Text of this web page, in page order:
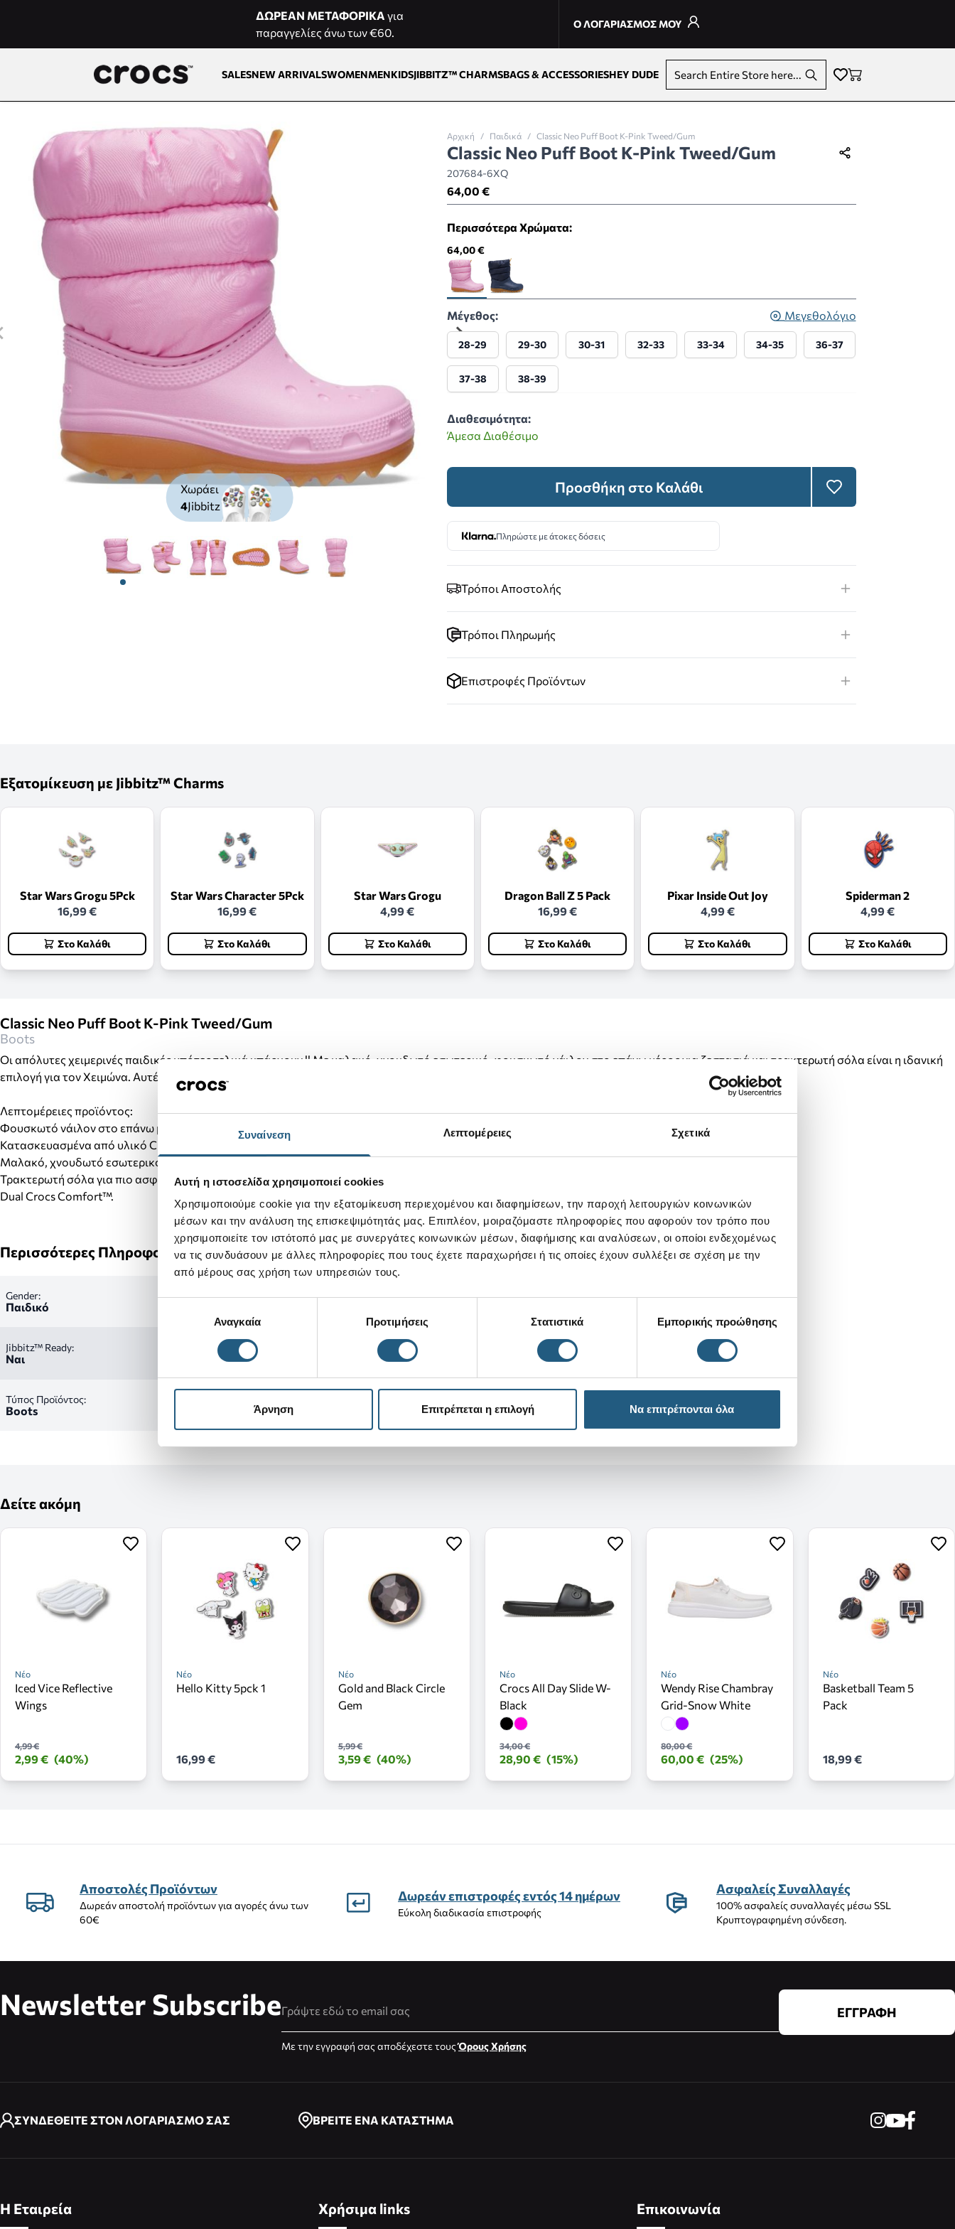
Συναίνεση Λεπτομέρειες Σχετικά
Αυτή η ιστοσελίδα χρησιμοποιεί cookies
Χρησιμοποιούμε cookie για την εξατομίκευση περιεχομένου και διαφημίσεων, την παροχή λειτουργιών κοινωνικών
μέσων και την ανάλυση της επισκεψιμότητάς μας. Επιπλέον, μοιραζόμαστε πληροφορίες που αφορούν τον τρόπο που
χρησιμοποιείτε τον ιστότοπό μας με συνεργάτες κοινωνικών μέσων, διαφήμισης και αναλύσεων, οι οποίοι ενδεχομένως
να τις συνδυάσουν με άλλες πληροφορίες που τους έχετε παραχωρήσει ή τις οποίες έχουν συλλέξει σε σχέση με την
από μέρους σας χρήση των υπηρεσιών τους.
συγκατάθεσηςΑναγκαία Προτιμήσεις Στατιστικά Εμπορικής προώθησης
Άρνηση Επιτρέπεται η επιλογή Να επιτρέπονται όλα
ΔΩΡΕΑΝ ΜΕΤΑΦΟΡΙΚΑ για
παραγγελίες άνω των €60.
Ο ΛΟΓΑΡΙΑΣΜΟΣ ΜΟΥ
SALESNEW ARRIVALSWOMENMENKIDSJIBBITZ™ CHARMSBAGS & ACCESSORIESHEY DUDE Search Entire Store here...
Χωράει
4Jibbitz
View larger image
View larger imageView larger imageView larger image
View larger imageView larger image
Αρχική / Παιδικά / Classic Neo Puff Boot K-Pink Tweed/Gum
Classic Neo Puff Boot K-Pink Tweed/Gum
207684-6XQ
64,00 €
Περισσότερα Χρώματα:
64,00 €
Μέγεθος: Μεγεθολόγιο
28-29 29-30 30-31 32-33 33-34 34-35 36-37
37-38 38-39
Διαθεσιμότητα:
Άμεσα Διαθέσιμο
Προσθήκη στο Καλάθι
Πληρώστε με άτοκες δόσεις
Τρόποι Αποστολής
Τρόποι Πληρωμής
Επιστροφές Προϊόντων
Εξατομίκευση με Jibbitz™ Charms
Star Wars Grogu 5Pck
16,99 €
Στο Καλάθι
Star Wars Character 5Pck
16,99 €
Στο Καλάθι
Star Wars Grogu
4,99 €
Στο Καλάθι
Dragon Ball Z 5 Pack
16,99 €
Στο Καλάθι
Pixar Inside Out Joy
4,99 €
Στο Καλάθι
Spiderman 2
4,99 €
Στο Καλάθι
Classic Neo Puff Boot K-Pink Tweed/Gum
Boots
Οι απόλυτες χειμερινές παιδικές μπότες τελικά υπάρχουν !! Με μαλακό, χνουδωτό εσωτερικό, φουσκωτό νάιλον στο επάνω μέρος για ζεστασιά και τρακτερωτή σόλα είναι η ιδανική
επιλογή για τον Χειμώνα. Αυτές οι χειμερινές παιδικές μπότες θα γίνουν τα αγαπημένα παπούτσια των μικρών μας φίλων
Λεπτομέρειες προϊόντος:
Φουσκωτό νάιλον στο επάνω μέρος
Κατασκευασμένα από υλικό Croslite™ που κάνει αυτές τις μπότες απίστευτα ελαφριές και άνετες.
Μαλακό, χνουδωτό εσωτερικό
Τρακτερωτή σόλα για πιο ασφαλές πάτημα.
Dual Crocs Comfort™.
Περισσότερες Πληροφορίες
Gender:
Παιδικό
Jibbitz™ Ready:
Ναι
Τύπος Προϊόντος:
Boots
Δείτε ακόμη
Νέο
Iced Vice Reflective
Wings
4,99 €
2,99 € (40%)
Νέο
Hello Kitty 5pck 1
16,99 €
Νέο
Gold and Black Circle
Gem
5,99 €
3,59 € (40%)
Νέο
Crocs All Day Slide W-
Black
34,00 €
28,90 € (15%)
Νέο
Wendy Rise Chambray
Grid-Snow White
80,00 €
60,00 € (25%)
Νέο
Basketball Team 5
Pack
18,99 €
Αποστολές Προϊόντων
Δωρεάν αποστολή προϊόντων για αγορές άνω των
60€
Δωρεάν επιστροφές εντός 14 ημέρων
Εύκολη διαδικασία επιστροφής
Ασφαλείς Συναλλαγές
100% ασφαλείς συναλλαγές μέσω SSL
Κρυπτογραφημένη σύνδεση.
Newsletter Subscribe
Με την εγγραφή σας αποδέχεστε τουςΌρους Χρήσης
ΕΓΓΡΑΦΗ
ΣΥΝΔΕΘΕΙΤΕ ΣΤΟΝ ΛΟΓΑΡΙΑΣΜΟ ΣΑΣ ΒΡΕΙΤΕ ΕΝΑ ΚΑΤΑΣΤΗΜΑ
Η Εταιρεία Χρήσιμα links Επικοινωνία